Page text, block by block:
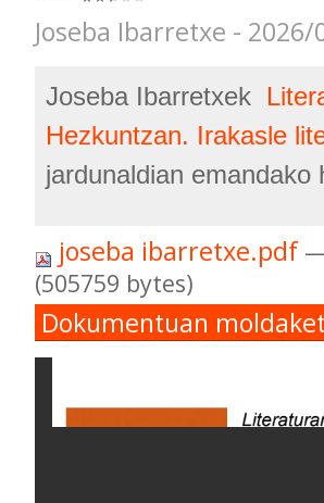
Joseba Ibarretxe -
Joseba Ibarretxek
Hezkuntzan. Irakasle
jardunaldian
joseba ibarretxe.pdf
(505759 bytes)
Dokumentuan